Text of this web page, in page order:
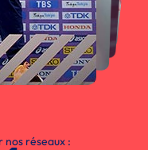
nos réseaux :